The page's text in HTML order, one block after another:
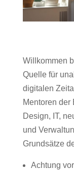
Willkommen
Quelle für
digitalen
Mentoren der
Design, IT,
und
Grundsätze
Achtung